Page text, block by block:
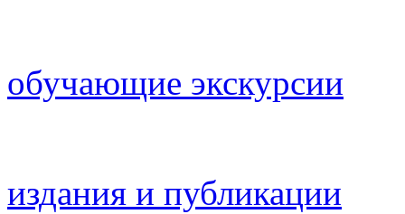
обучающие экскурсии
издания и публикации